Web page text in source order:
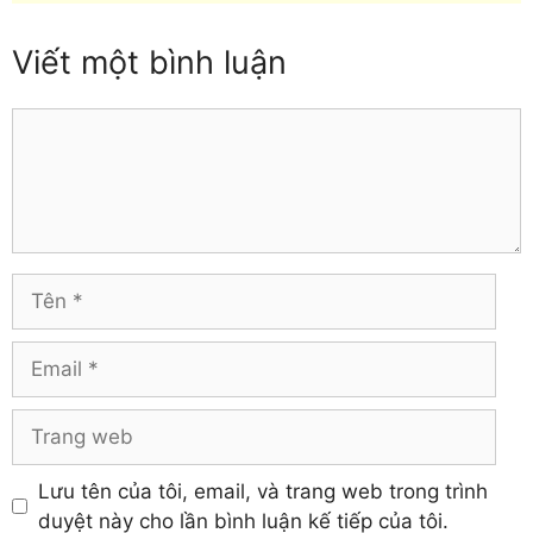
Gia Lai
Hà Giang
Hà Nam
Hưng Yên
Khánh Hòa
Tiền Giang
Yên Bái
Viết một bình luận
web
Lưu tên của tôi, email, và trang web trong trình
duyệt này cho lần bình luận kế tiếp của tôi.